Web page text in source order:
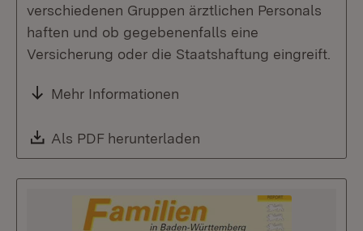
verschiedenen Gruppen ärztlichen Personals
haften und ob gegebenenfalls eine
Versicherung oder die Staatshaftung eingreift.
Mehr Informationen
Download:
Als PDF herunterladen